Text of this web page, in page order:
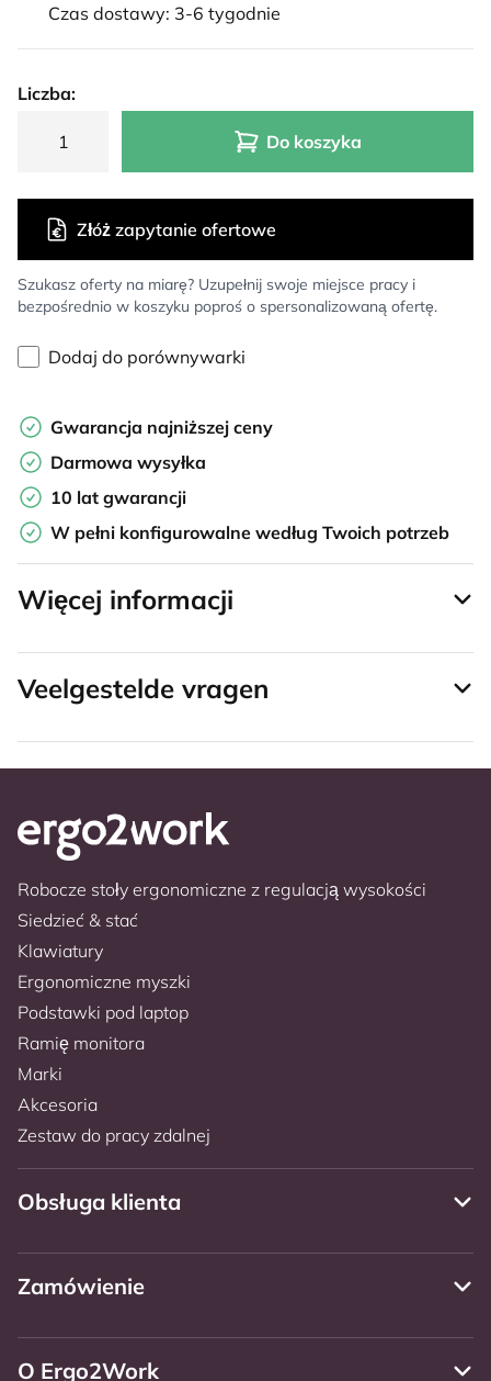
Czas dostawy: 3-6 tygodnie
Liczba:
Do koszyka
Szukasz oferty na miarę? Uzupełnij swoje miejsce pracy i
bezpośrednio w koszyku poproś o spersonalizowaną ofertę.
Złóż zapytanie ofertowe
Dodaj do porównywarki
Gwarancja najniższej ceny
Darmowa wysyłka
10 lat gwarancji
W pełni konfigurowalne według Twoich potrzeb
Więcej informacji
Veelgestelde vragen
Robocze stoły ergonomiczne z regulacją wysokości
Siedzieć & stać
Klawiatury
Ergonomiczne myszki
Podstawki pod laptop
Ramię monitora
Marki
Akcesoria
Zestaw do pracy zdalnej
Obsługa klienta
Zamówienie
O Ergo2Work